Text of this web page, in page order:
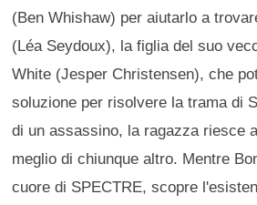
(Ben Whishaw) per aiutarlo a
(Léa Seydoux), la figlia del suo
White (Jesper Christensen), che
soluzione per risolvere la trama di
di un assassino, la ragazza riesce
meglio di chiunque altro. Mentre
cuore di SPECTRE, scopre